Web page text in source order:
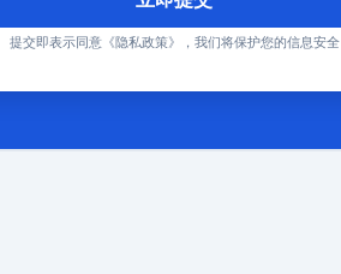
提交即表示同意《隐私政策》，我们将保护您的信息安全